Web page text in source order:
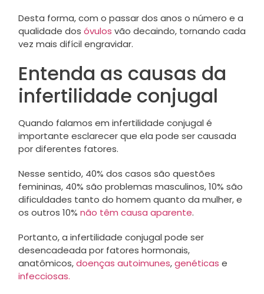
Desta forma, com o passar dos anos o número e a
qualidade dos óvulos vão decaindo, tornando cada
vez mais difícil engravidar.
Entenda as causas da
infertilidade conjugal
Quando falamos em infertilidade conjugal é
importante esclarecer que ela pode ser causada
por diferentes fatores.
Nesse sentido, 40% dos casos são questões
femininas, 40% são problemas masculinos, 10% são
dificuldades tanto do homem quanto da mulher, e
os outros 10% não têm causa aparente.
Portanto, a infertilidade conjugal pode ser
desencadeada por fatores hormonais,
anatômicos,doenças autoimunes,genéticas e
infecciosas.